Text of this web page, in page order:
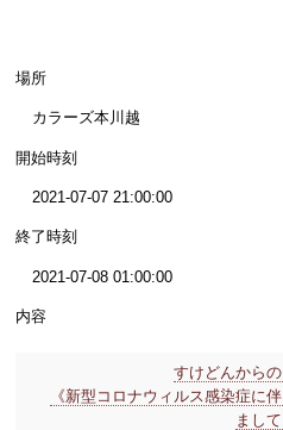
場所
カラーズ本川越
開始時刻
2021-07-07 21:00:00
終了時刻
2021-07-08 01:00:00
内容
すけどんからの
《新型コロナウィルス感染症に
まして